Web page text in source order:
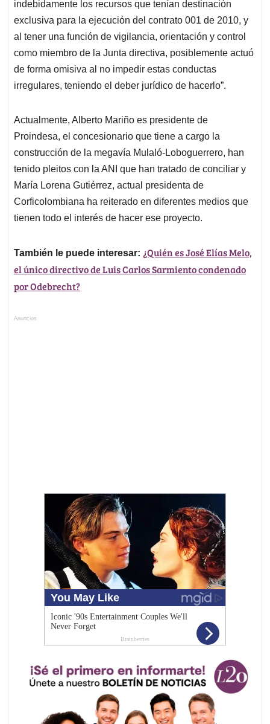
indebidamente los recursos que tenían destinación
exclusiva para la ejecución del contrato 001 de 2010, y
al tener una función de vigilancia, orientación y control
como miembro de la Junta directiva, posiblemente actuó
de forma omisiva al no impedir estas conductas
irregulares, teniendo el deber jurídico de hacerlo”.
Actualmente, Alberto Mariño es presidente de
Proindesa, el concesionario que tiene a cargo la
construcción de la megavía Mulaló-Loboguerrero, han
tenido pleitos con la ANI que han tratado de conciliar y
María Lorena Gutiérrez, actual presidenta de
Corficolombiana ha reiterado en diferentes medios que
tienen todo el interés de hacer ese proyecto.
También le puede interesar: ¿Quién es José Elías Melo,
el único directivo de Luis Carlos Sarmiento condenado
por Odebrecht?
Anuncios.